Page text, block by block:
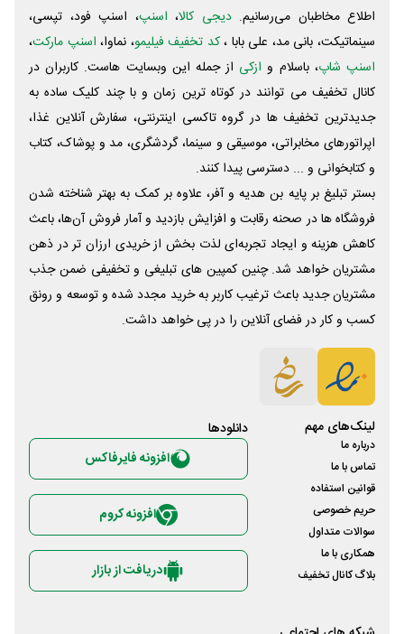
اطلاع مخاطبان می‌رسانیم. دیجی کالا، اسنپ، اسنپ فود، تپسی،
سینماتیکت، بانی مد، علی‌ بابا ،کد تخفیف فیلیمو، نماوا، اسنپ مارکت،
اسنپ شاپ، باسلام و ازکی از جمله این وبسایت ‌هاست. کاربران در
کانال تخفیف می توانند در کوتاه ترین زمان و با چند کلیک ساده به
جدیدترین تخفیف ها در گروه تاکسی اینترنتی، سفارش آنلاین غذا،
اپراتورهای مخابراتی، موسیقی و سینما، گردشگری، مد و پوشاک، کتاب
و کتابخوانی و ... دسترسی پیدا کنند.
بستر تبلیغ بر پایه بن هدیه و آفر، علاوه بر کمک به بهتر شناخته شدن
فروشگاه ها در صحنه رقابت و افزایش بازدید و آمار فروش آن‌ها، باعث
کاهش هزینه و ایجاد تجربه‌ای لذت بخش از خریدی ارزان تر در ذهن
مشتریان خواهد شد. چنین کمپین های تبلیغی و تخفیفی ضمن جذب
مشتریان جدید باعث ترغیب کاربر به خرید مجدد شده و توسعه و رونق
کسب و کار در فضای آنلاین را در پی خواهد داشت.
لینک‌های مهم
درباره ما
تماس با ما
قوانین استفاده
حریم خصوصی
سوالات متداول
همکاری با ما
بلاگ کانال تخفیف
دانلود‌ها
افزونه فایرفاکس
افزونه کروم
دریافت از بازار